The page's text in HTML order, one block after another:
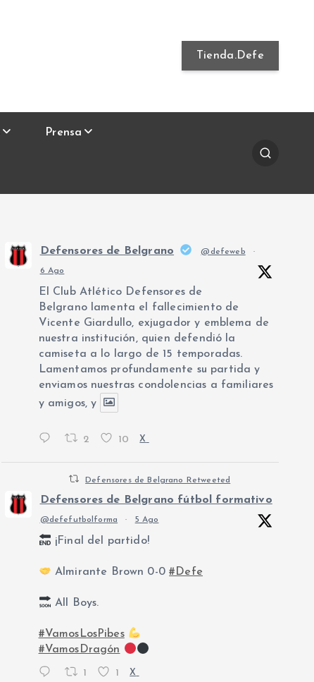
Tienda.Defe
Prensa
Defensores de Belgrano @defeweb ·
6 Ago
El Club Atlético Defensores de
Belgrano lamenta el fallecimiento de
Vicente Giardullo, exjugador y emblema de
nuestra institución, quien defendió la
camiseta a lo largo de 15 temporadas.
Lamentamos profundamente su partida y
enviamos nuestras condolencias a familiares
y amigos, y
2 10 X
Defensores de Belgrano Retweeted
Defensores de Belgrano fútbol formativo
@defefutbolforma · 5 Ago
¡Final del partido!
Almirante Brown 0-0#Defe
All Boys.
#VamosLosPibes
#VamosDragón
1 1 X